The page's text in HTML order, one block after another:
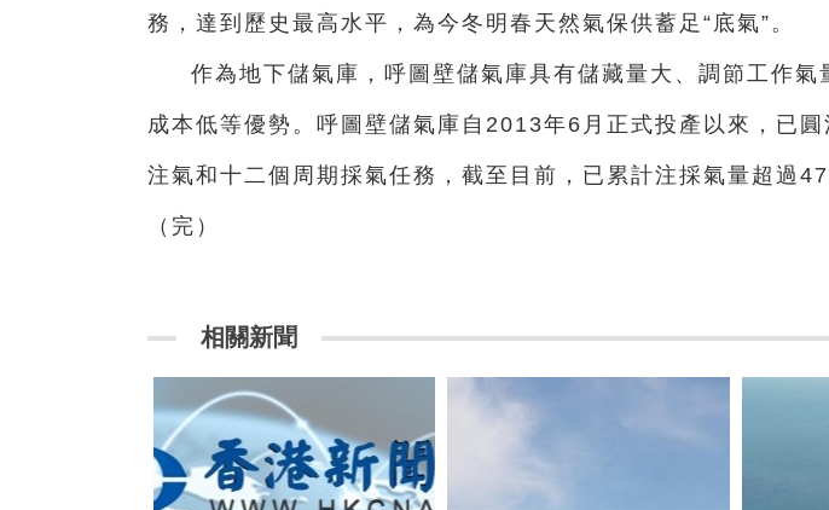
務，達到歷史最高水平，為今冬明春天然氣保供蓄足“底氣”。
作為地下儲氣庫，呼圖壁儲氣庫具有儲藏量大、調節工作氣
成本低等優勢。呼圖壁儲氣庫自2013年6月正式投產以來，已圓
注氣和十二個周期採氣任務，截至目前，已累計注採氣量超過
（完）
相關新聞